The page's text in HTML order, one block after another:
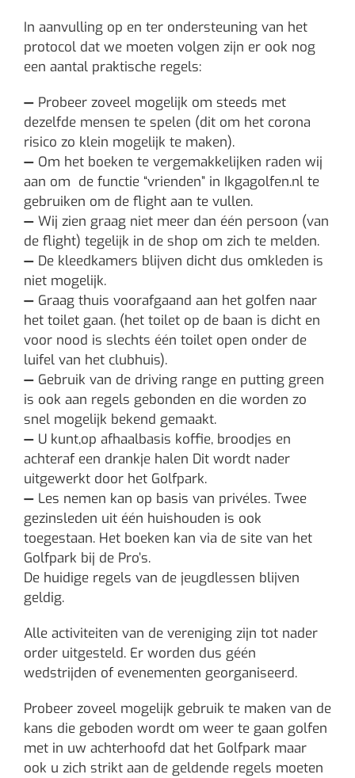
In aanvulling op en ter ondersteuning van het
protocol dat we moeten volgen zijn er ook nog
een aantal praktische regels:
— Probeer zoveel mogelijk om steeds met
dezelfde mensen te spelen (dit om het corona
risico zo klein mogelijk te maken).
— Om het boeken te vergemakkelijken raden wij
aan om de functie “vrienden” in Ikgagolfen.nl te
gebruiken om de flight aan te vullen.
— Wij zien graag niet meer dan één persoon (van
de flight) tegelijk in de shop om zich te melden.
— De kleedkamers blijven dicht dus omkleden is
niet mogelijk.
— Graag thuis voorafgaand aan het golfen naar
het toilet gaan. (het toilet op de baan is dicht en
voor nood is slechts één toilet open onder de
luifel van het clubhuis).
— Gebruik van de driving range en putting green
is ook aan regels gebonden en die worden zo
snel mogelijk bekend gemaakt.
— U kunt,op afhaalbasis koffie, broodjes en
achteraf een drankje halen Dit wordt nader
uitgewerkt door het Golfpark.
— Les nemen kan op basis van privéles. Twee
gezinsleden uit één huishouden is ook
toegestaan. Het boeken kan via de site van het
Golfpark bij de Pro’s.
De huidige regels van de jeugdlessen blijven
geldig.
Alle activiteiten van de vereniging zijn tot nader
order uitgesteld. Er worden dus géén
wedstrijden of evenementen georganiseerd.
Probeer zoveel mogelijk gebruik te maken van de
kans die geboden wordt om weer te gaan golfen
met in uw achterhoofd dat het Golfpark maar
ook u zich strikt aan de geldende regels moeten